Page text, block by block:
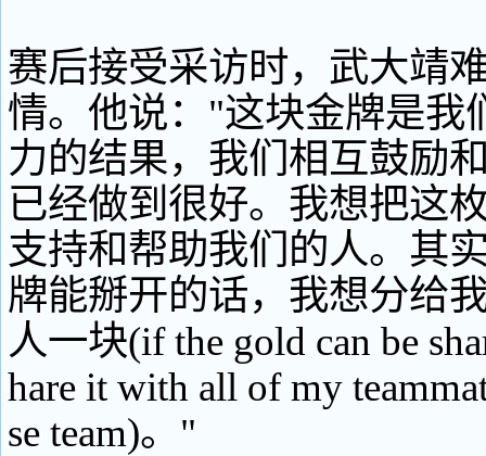
赛后接受采访时，武大靖
情。他说："这块金牌是我
力的结果，我们相互鼓励
已经做到很好。我想把这
支持和帮助我们的人。其
牌能掰开的话，我想分给
人一块(if the gold can be
hare it with all of my
se team)。"